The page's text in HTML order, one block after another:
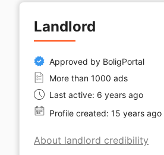
Landlord
Approved by BoligPortal
More than 1000 ads
Last active: 6 years ago
Profile created: 15 years ago
About landlord credibility